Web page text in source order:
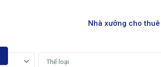
Nhà xưởng cho thuê
Thể loại